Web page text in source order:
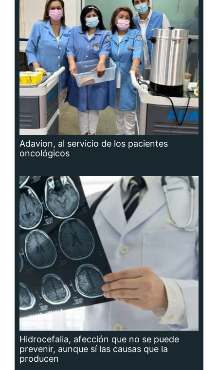
Adavion, al servicio de los pacientes
oncológicos
Hidrocefalia, afección que no se puede
prevenir, aunque sí las causas que la
producen